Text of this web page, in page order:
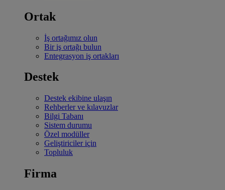
Ortak
İş ortağımız olun
Bir iş ortağı bulun
Entegrasyon iş ortakları
Destek
Destek ekibine ulaşın
Rehberler ve kılavuzlar
Bilgi Tabanı
Sistem durumu
Özel modüller
Geliştiriciler için
Topluluk
Firma